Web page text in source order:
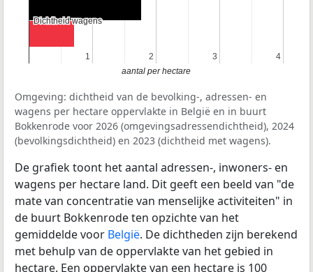
1
1 2
2 3
3 4
4
Dichtheid wagens
Dichtheid wagens
aantal per hectare
Omgeving: dichtheid van de bevolking-, adressen- en
wagens per hectare oppervlakte in België en in buurt
Bokkenrode voor 2026 (omgevingsadressendichtheid), 2024
(bevolkingsdichtheid) en 2023 (dichtheid met wagens).
De grafiek toont het aantal adressen-, inwoners- en
wagens per hectare land. Dit geeft een beeld van "de
mate van concentratie van menselijke activiteiten" in
de buurt Bokkenrode ten opzichte van het
gemiddelde voor België. De dichtheden zijn berekend
met behulp van de oppervlakte van het gebied in
hectare. Een oppervlakte van een hectare is 100